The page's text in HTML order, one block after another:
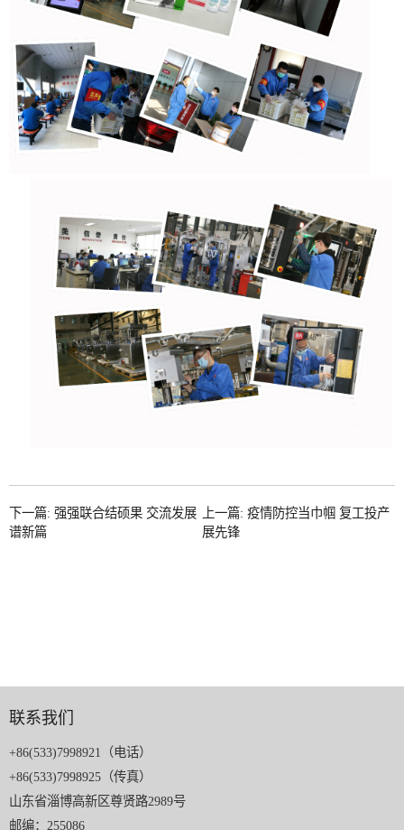
下一篇: 强强联合结硕果 交流发展
谱新篇
上一篇: 疫情防控当巾帼 复工投产
展先锋
联系我们
+86(533)7998921（电话）
+86(533)7998925（传真）
山东省淄博高新区尊贤路2989号
邮编：255086